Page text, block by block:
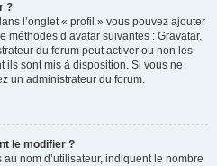
?
l’onglet « profil » vous pouvez ajouter
méthodes d’avatar suivantes : Gravatar,
du forum peut activer ou non les
ils sont mis à disposition. Si vous ne
un administrateur du forum.
le modifier ?
nom d’utilisateur, indiquent le nombre